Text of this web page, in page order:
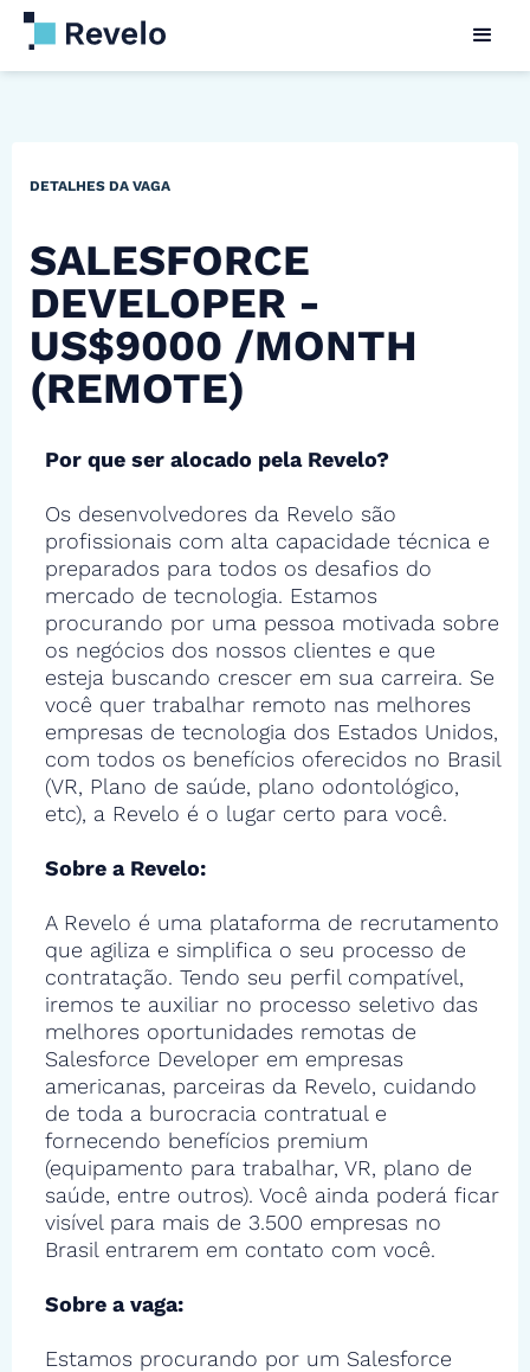
DETALHES DA VAGA
SALESFORCE
DEVELOPER -
US$9000 /MONTH
(REMOTE)
Por que ser alocado pela Revelo?
Os desenvolvedores da Revelo são
profissionais com alta capacidade técnica e
preparados para todos os desafios do
mercado de tecnologia. Estamos
procurando por uma pessoa motivada sobre
os negócios dos nossos clientes e que
esteja buscando crescer em sua carreira. Se
você quer trabalhar remoto nas melhores
empresas de tecnologia dos Estados Unidos,
com todos os benefícios oferecidos no Brasil
(VR, Plano de saúde, plano odontológico,
etc), a Revelo é o lugar certo para você.
Sobre a Revelo:
A Revelo é uma plataforma de recrutamento
que agiliza e simplifica o seu processo de
contratação. Tendo seu perfil compatível,
iremos te auxiliar no processo seletivo das
melhores oportunidades remotas de
Salesforce Developer em empresas
americanas, parceiras da Revelo, cuidando
de toda a burocracia contratual e
fornecendo benefícios premium
(equipamento para trabalhar, VR, plano de
saúde, entre outros). Você ainda poderá ficar
visível para mais de 3.500 empresas no
Brasil entrarem em contato com você.
Sobre a vaga:
Estamos procurando por um Salesforce